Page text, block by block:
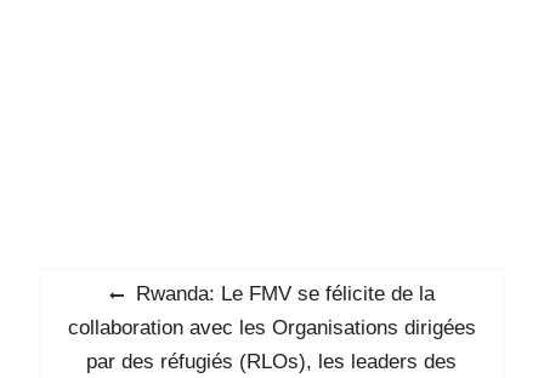
Navigation
de
l’article
Previous
post:
Rwanda: Le FMV se félicite de la
collaboration avec les Organisations dirigées
par des réfugiés (RLOs), les leaders des